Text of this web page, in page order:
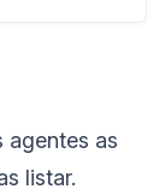
agentes as
listar.